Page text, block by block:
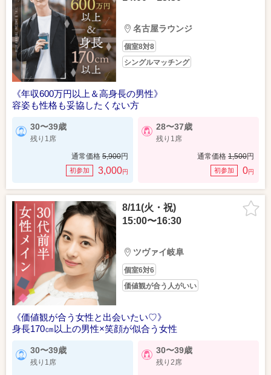
名古屋ラウンジ
個室8対8
シングルマッチング
《年収600万円以上＆高身長の男性》
容姿も性格も妥協したくない方
30〜39歳
残り1席
通常価格 5,900円
初参加 3,000円
28〜37歳
残り1席
通常価格 1,500円
初参加 0円
8/11(火・祝)
15:00〜16:30
ツヴァイ岐阜
個室6対6
価値観が合う人がいい
《価値観が合う女性と出会いたい♡》
身長170㎝以上の男性×笑顔が似合う女性
30〜39歳
残り1席
30〜39歳
残り2席